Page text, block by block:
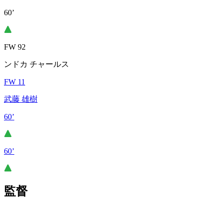
60’
FW 92
ンドカ チャールス
FW 11
武藤 雄樹
60’
60’
監督